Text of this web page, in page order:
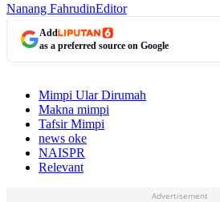
Nanang FahrudinEditor
Add
as a preferred source on Google
Mimpi Ular Dirumah
Makna mimpi
Tafsir Mimpi
news oke
NAISPR
Relevant
Advertisement